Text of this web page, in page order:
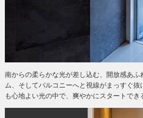
南からの柔らかな光が差し込む、開放感あ
ム、そしてバルコニーへと視線がまっすぐ
も心地よい光の中で、爽やかにスタートでき